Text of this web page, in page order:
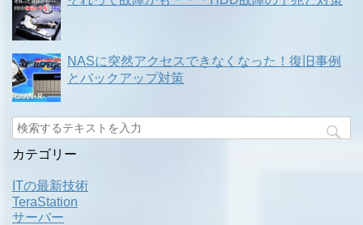
NASに突然アクセスできなくなった！復旧事例
とバックアップ対策
カテゴリー
ITの最新技術
TeraStation
サーバー